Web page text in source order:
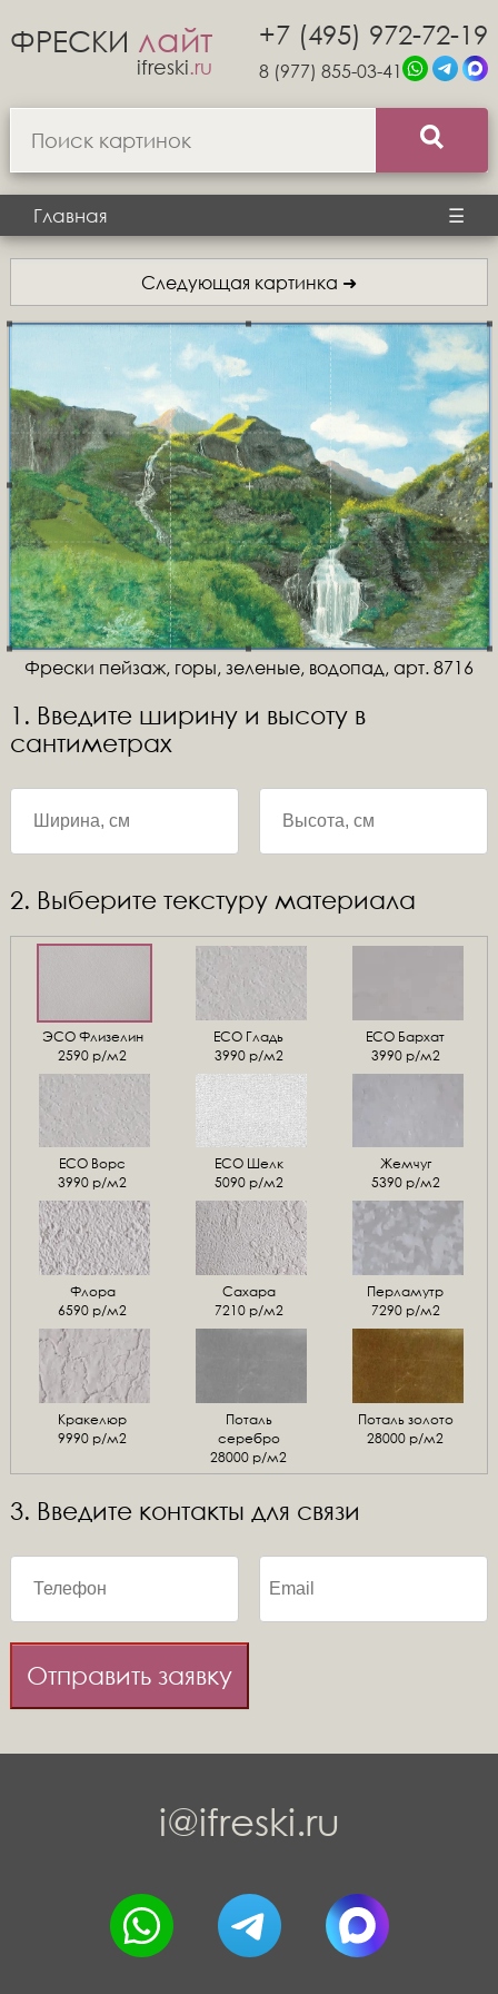
ФРЕСКИ лайт
ifreski.ru
+7 (495) 972-72-19
8 (977) 855-03-41
Главная ☰
Следующая картинка ➜
Фрески пейзаж, горы, зеленые, водопад, арт. 8716
1. Введите ширину и высоту в
сантиметрах
2. Выберите текстуру материала
ЭСО Флизелин
2590 р/м2
ЕСО Гладь
3990 р/м2
ECO Бархат
3990 р/м2
ЕСО Ворс
3990 р/м2
ЕСО Шелк
5090 р/м2
Жемчуг
5390 р/м2
Флора
6590 р/м2
Сахара
7210 р/м2
Перламутр
7290 р/м2
Кракелюр
9990 р/м2
Поталь
серебро
28000 р/м2
Поталь золото
28000 р/м2
3. Введите контакты для связи
Отправить заявку
i@ifreski.ru